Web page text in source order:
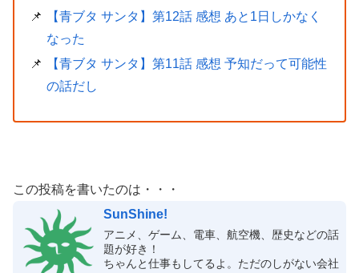
【青ブタ サンタ】第12話 感想 あと1日しかなく
なった
【青ブタ サンタ】第11話 感想 予知だって可能性
の話だし
この投稿を書いたのは・・・
SunShine!
アニメ、ゲーム、電車、航空機、歴史などの話
題が好き！
ちゃんと仕事もしてるよ。ただのしがない会社